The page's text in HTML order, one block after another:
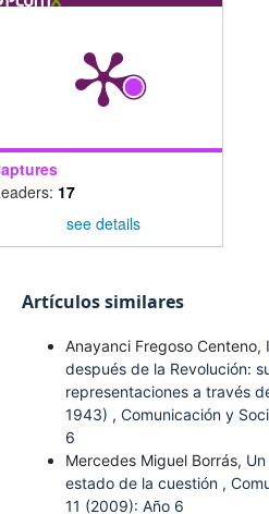
17
see details
Artículos similares
Anayanci Fregoso Centeno,
después de la Revolución:
representaciones a través
1943) , Comunicación y
6
Mercedes Miguel Borrás,
estado de la cuestión ,
11 (2009): Año 6